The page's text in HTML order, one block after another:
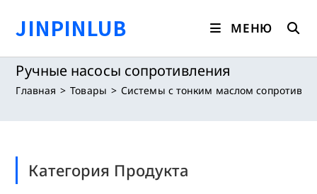
содержимому
JINPINLUB МЕНЮ
Ручные насосы сопротивления
Главная > Товары > Системы с тонким маслом
Категория Продукта